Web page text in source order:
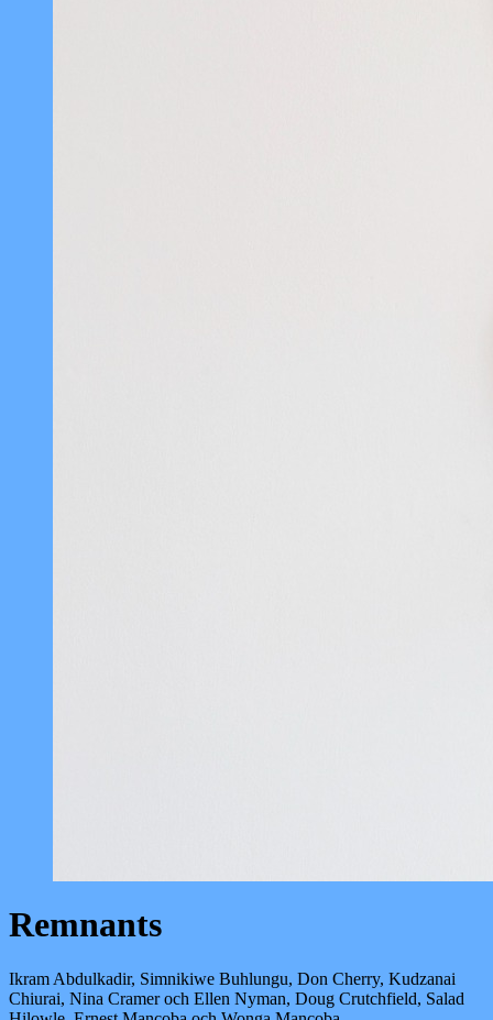
Remnants
Ikram Abdulkadir, Simnikiwe Buhlungu, Don Cherry, Kudzanai
Chiurai, Nina Cramer och Ellen Nyman, Doug Crutchfield, Salad